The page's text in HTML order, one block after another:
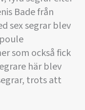
Bade från
sex segrar blev
som också fick
här blev
trots att